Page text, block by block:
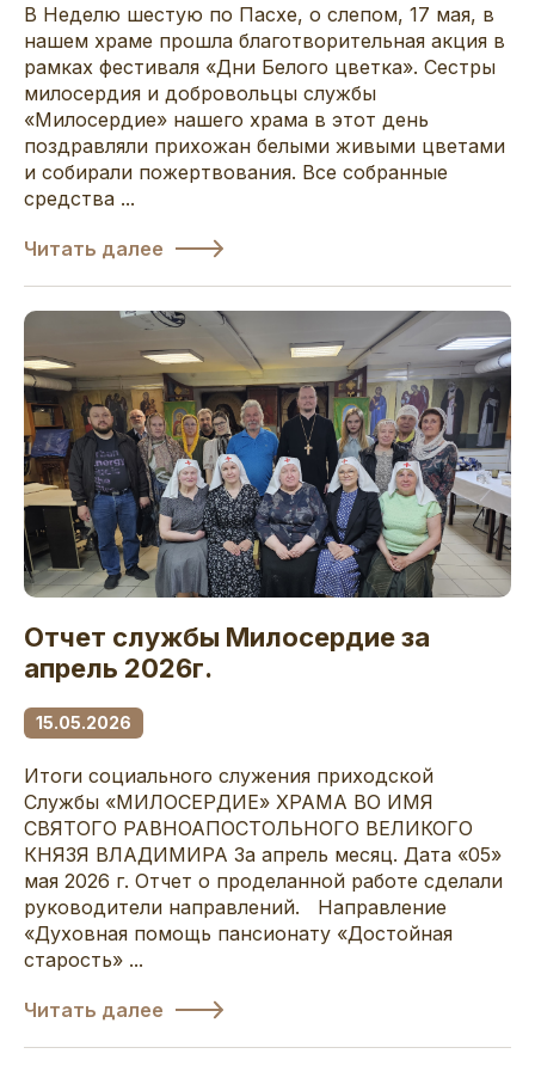
В Неделю шестую по Пасхе, о слепом, 17 мая, в
нашем храме прошла благотворительная акция в
рамках фестиваля «Дни Белого цветка». Сестры
милосердия и добровольцы службы
«Милосердие» нашего храма в этот день
поздравляли прихожан белыми живыми цветами
и собирали пожертвования. Все собранные
средства ...
Читать далее
Отчет службы Милосердие за
апрель 2026г.
15.05.2026
Итоги социального служения приходской
Службы «МИЛОСЕРДИЕ» ХРАМА ВО ИМЯ
СВЯТОГО РАВНОАПОСТОЛЬНОГО ВЕЛИКОГО
КНЯЗЯ ВЛАДИМИРА За апрель месяц. Дата «05»
мая 2026 г. Отчет о проделанной работе сделали
руководители направлений. Направление
«Духовная помощь пансионату «Достойная
старость» ...
Читать далее